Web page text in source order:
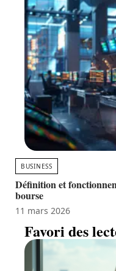
BUSINESS
Définition et
bourse
11 mars 2026
Favori des